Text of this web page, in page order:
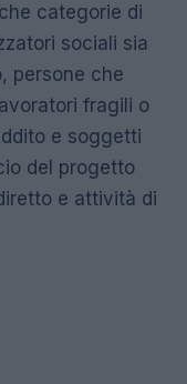
categorie di
sociali sia
persone che
fragili o
e soggetti
del progetto
e attività di